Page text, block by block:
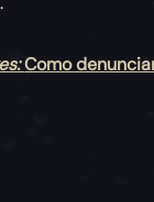
Como